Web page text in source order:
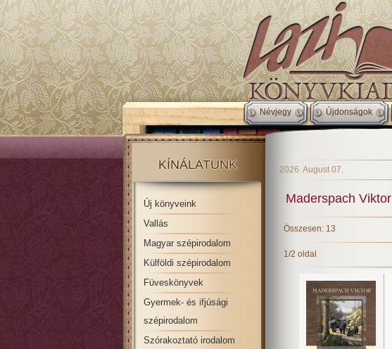
Névjegy Újdonságok
KÍNÁLATUNK
Új könyveink
Vallás
Magyar szépirodalom
Külföldi szépirodalom
Füveskönyvek
Gyermek- és ifjúsági
szépirodalom
Szórakoztató irodalom
2026. August 07.
Maderspach Viktor
Összesen: 13
1/2 oldal